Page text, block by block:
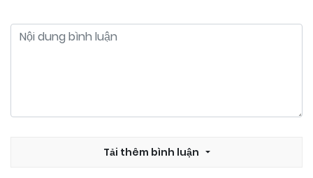
Chapter 58 24/09/2024
Tải thêm bình luận